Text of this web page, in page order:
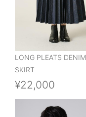
LONG PLEATS DENIM
SKIRT
¥22,000